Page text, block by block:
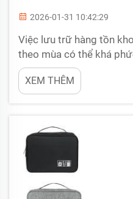
2026-01-31 10:42:29
Việc lưu trữ hàng tồn
theo mùa có thể khá
lượng túi sẵn sàng khi
không muốn để dư quá
BELLEKOR hiểu rõ sự
quản lý...
XEM THÊM